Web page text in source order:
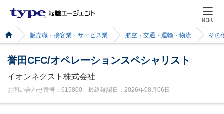
MENU
販売職・接客業・サービス業 航空・交通・運輸・物流 その
誉田CFC/オペレーションスペシャリスト
イオンネクスト株式会社
お問い合わせ番号：615800 最終確認日：2026年08月06日